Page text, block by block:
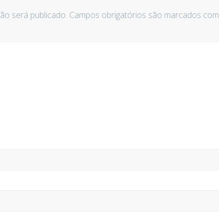
será publicado. Campos obrigatórios são marcados com